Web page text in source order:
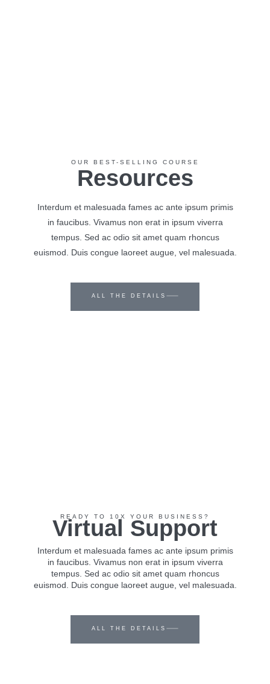
OUR BEST-SELLING COURSE
Resources
Interdum et malesuada fames ac ante ipsum primis
in faucibus. Vivamus non erat in ipsum viverra
tempus. Sed ac odio sit amet quam rhoncus
euismod. Duis congue laoreet augue, vel malesuada.
ALL THE DETAILS
READY TO 10X YOUR BUSINESS?
Virtual Support
Interdum et malesuada fames ac ante ipsum primis
in faucibus. Vivamus non erat in ipsum viverra
tempus. Sed ac odio sit amet quam rhoncus
euismod. Duis congue laoreet augue, vel malesuada.
ALL THE DETAILS